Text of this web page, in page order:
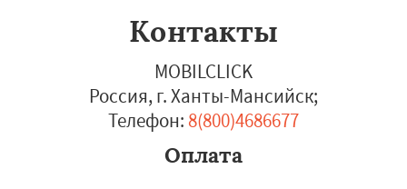
Контакты
MOBILCLICK
Россия, г. Ханты-Мансийск;
Телефон: 8(800)4686677
Оплата